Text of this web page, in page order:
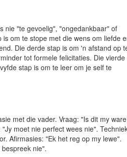
nie "te gevoelig", "ongedankbaar" of
om te stope met die wens om liefde
Die derde stap is om 'n afstand op
tot formele felicitaties. Die vierde
stap is om te leer om je self te
met die vader. Vraag: "Is dit my ware
moet nie perfect wees nie".
Afirmasies: "Ek het reg op my lewe".
nie".